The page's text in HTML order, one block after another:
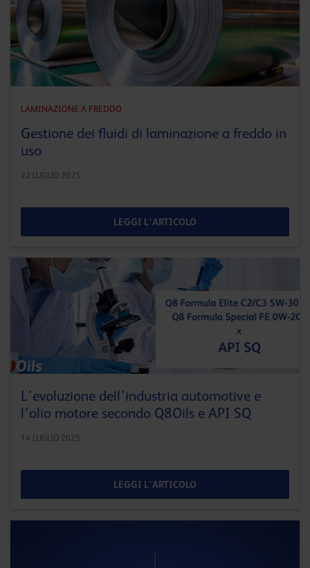
LAMINAZIONE A FREDDO
Gestione dei fluidi di laminazione a freddo in
uso
22 LUGLIO 2025
LEGGI L'ARTICOLO
L’evoluzione dell’industria automotive e
l’olio motore secondo Q8Oils e API SQ
14 LUGLIO 2025
LEGGI L'ARTICOLO